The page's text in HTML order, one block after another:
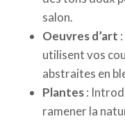
salon.
Oeuvres d’art
utilisent vos
abstraites en
Plantes:
ramener la